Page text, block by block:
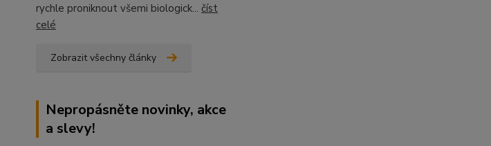
rychle proniknout všemi biologick... číst
celé
Zobrazit všechny články
Nepropásněte novinky, akce
a slevy!